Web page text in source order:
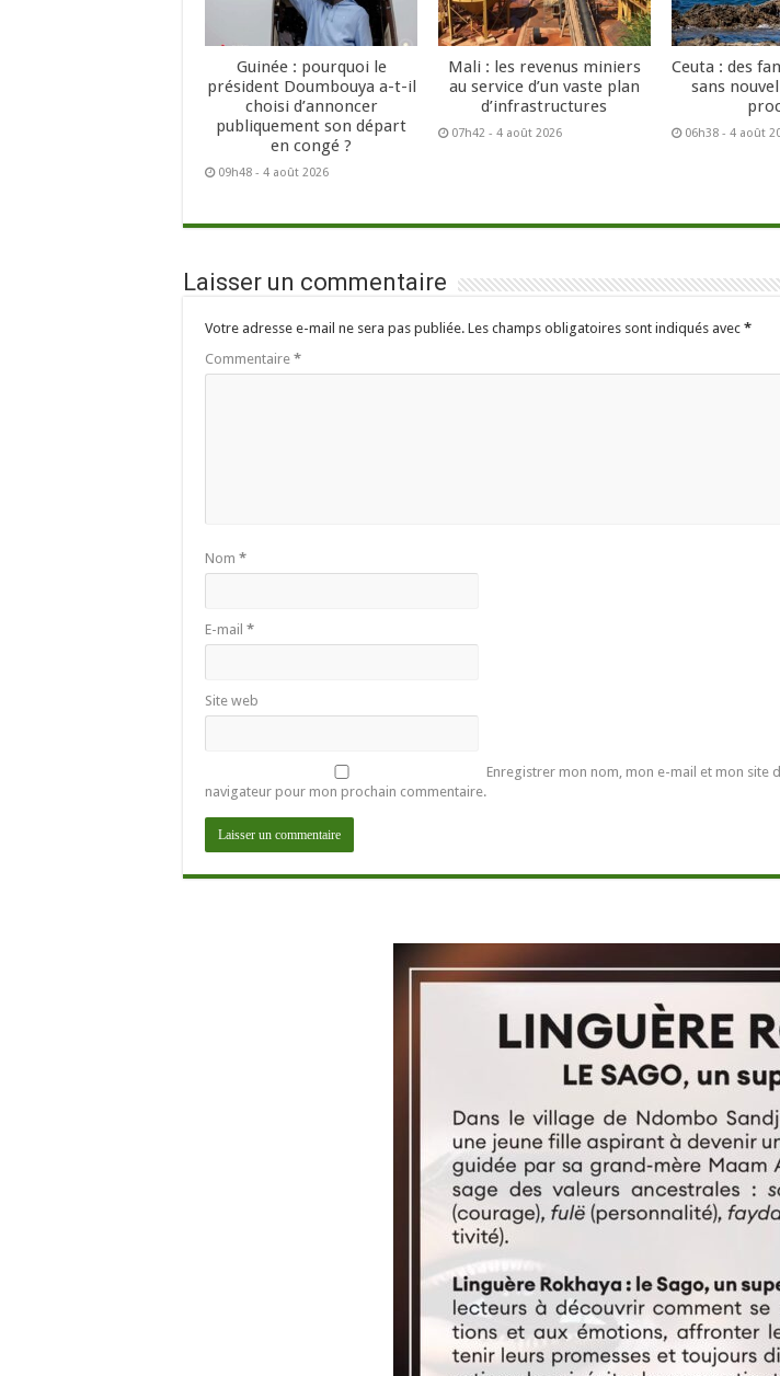
Guinée : pourquoi le
président Doumbouya a-t-il
choisi d’annoncer
publiquement son départ
en congé ?
09h48 - 4 août 2026
Mali : les revenus miniers
au service d’un vaste plan
d’infrastructures
07h42 - 4 août 2026
Ceuta : des
sans
06h38 - 4 août
Laisser un commentaire
Votre adresse e-mail ne sera pas publiée. Les champs obligatoires sont indiqués avec *
Commentaire *
Nom *
E-mail *
Site web
Enregistrer mon nom, mon e-mail et mon site
navigateur pour mon prochain commentaire.